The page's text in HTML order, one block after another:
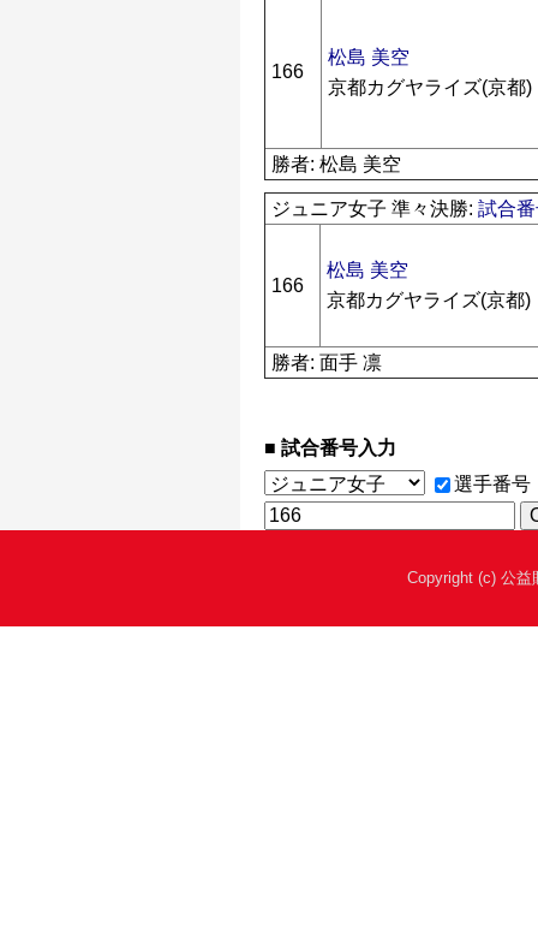
166
松島 美空
京都カグヤライズ(京都)
勝者: 松島 美空
ジュニア女子 準々決勝:試合
166
松島 美空
京都カグヤライズ(京都)
勝者: 面手 凛
試合番号入力
選手番号
Copyright (c) 公益